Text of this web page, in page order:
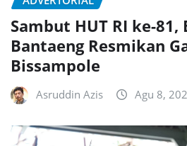
Sambut HUT RI ke-81,
Bantaeng Resmikan
Bissampole
Asruddin Azis Agu 8,